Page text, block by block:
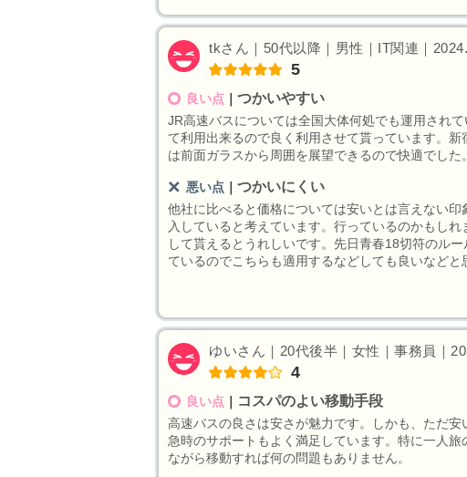
tkさん｜50代以降｜男性｜IT関連｜
5
良い点 つかいやすい
JR高速バスについては全国大体何処でも運用され
て利用出来るので良く利用させて貰っています。
は前面ガラスから周囲を展望できるので快適でした。
悪い点 つかいにくい
他社に比べると価格については安いとは言えない
入していると考えています。行っているのかもし
して貰えるとうれしいです。先日青春18切符のル
ているのでこちらも適用するなどしても良いなどと
ゆいさん｜20代後半｜女性｜事務員｜
4
良い点 コスパのよい移動手段
高速バスの良さは安さが魅力です。しかも、ただ
急時のサポートもよく満足しています。特に一人
ながら移動すれば何の問題もありません。